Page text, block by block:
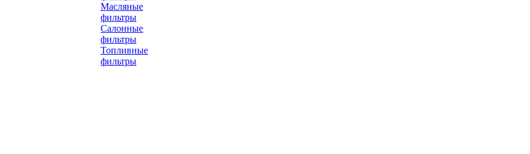
Масляные
фильтры
Салонные
фильтры
Топливные
фильтры